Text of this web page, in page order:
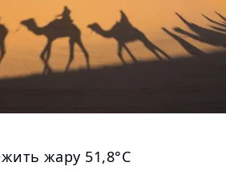
жару 51,8°C